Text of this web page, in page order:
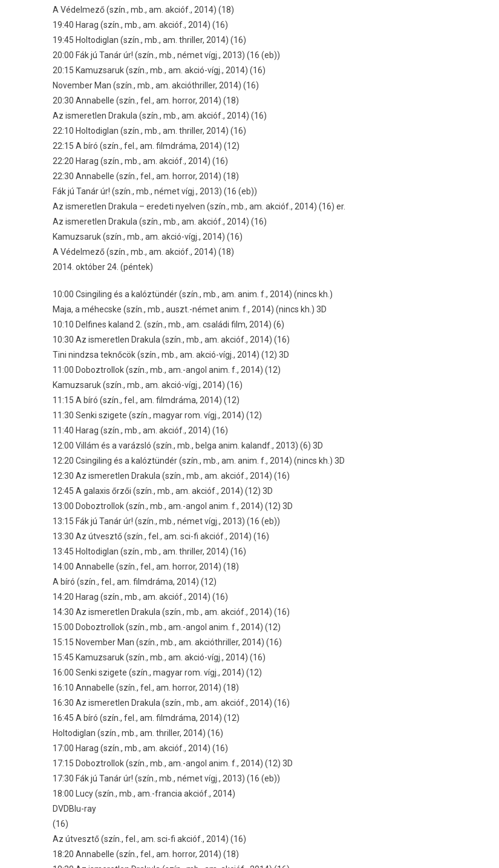
A Védelmező (szín., mb., am. akcióf., 2014) (18)
19:40 Harag (szín., mb., am. akcióf., 2014) (16)
19:45 Holtodiglan (szín., mb., am. thriller, 2014) (16)
20:00 Fák jú Tanár úr! (szín., mb., német vígj., 2013) (16 (eb))
20:15 Kamuzsaruk (szín., mb., am. akció-vígj., 2014) (16)
November Man (szín., mb., am. akcióthriller, 2014) (16)
20:30 Annabelle (szín., fel., am. horror, 2014) (18)
Az ismeretlen Drakula (szín., mb., am. akcióf., 2014) (16)
22:10 Holtodiglan (szín., mb., am. thriller, 2014) (16)
22:15 A bíró (szín., fel., am. filmdráma, 2014) (12)
22:20 Harag (szín., mb., am. akcióf., 2014) (16)
22:30 Annabelle (szín., fel., am. horror, 2014) (18)
Fák jú Tanár úr! (szín., mb., német vígj., 2013) (16 (eb))
Az ismeretlen Drakula – eredeti nyelven (szín., mb., am. akcióf., 2014) (16) er.
Az ismeretlen Drakula (szín., mb., am. akcióf., 2014) (16)
Kamuzsaruk (szín., mb., am. akció-vígj., 2014) (16)
A Védelmező (szín., mb., am. akcióf., 2014) (18)
2014. október 24. (péntek)
10:00 Csingiling és a kalóztündér (szín., mb., am. anim. f., 2014) (nincs kh.)
Maja, a méhecske (szín., mb., auszt.-német anim. f., 2014) (nincs kh.) 3D
10:10 Delfines kaland 2. (szín., mb., am. családi film, 2014) (6)
10:30 Az ismeretlen Drakula (szín., mb., am. akcióf., 2014) (16)
Tini nindzsa teknőcök (szín., mb., am. akció-vígj., 2014) (12) 3D
11:00 Doboztrollok (szín., mb., am.-angol anim. f., 2014) (12)
Kamuzsaruk (szín., mb., am. akció-vígj., 2014) (16)
11:15 A bíró (szín., fel., am. filmdráma, 2014) (12)
11:30 Senki szigete (szín., magyar rom. vígj., 2014) (12)
11:40 Harag (szín., mb., am. akcióf., 2014) (16)
12:00 Villám és a varázsló (szín., mb., belga anim. kalandf., 2013) (6) 3D
12:20 Csingiling és a kalóztündér (szín., mb., am. anim. f., 2014) (nincs kh.) 3D
12:30 Az ismeretlen Drakula (szín., mb., am. akcióf., 2014) (16)
12:45 A galaxis őrzői (szín., mb., am. akcióf., 2014) (12) 3D
13:00 Doboztrollok (szín., mb., am.-angol anim. f., 2014) (12) 3D
13:15 Fák jú Tanár úr! (szín., mb., német vígj., 2013) (16 (eb))
13:30 Az útvesztő (szín., fel., am. sci-fi akcióf., 2014) (16)
13:45 Holtodiglan (szín., mb., am. thriller, 2014) (16)
14:00 Annabelle (szín., fel., am. horror, 2014) (18)
A bíró (szín., fel., am. filmdráma, 2014) (12)
14:20 Harag (szín., mb., am. akcióf., 2014) (16)
14:30 Az ismeretlen Drakula (szín., mb., am. akcióf., 2014) (16)
15:00 Doboztrollok (szín., mb., am.-angol anim. f., 2014) (12)
15:15 November Man (szín., mb., am. akcióthriller, 2014) (16)
15:45 Kamuzsaruk (szín., mb., am. akció-vígj., 2014) (16)
16:00 Senki szigete (szín., magyar rom. vígj., 2014) (12)
16:10 Annabelle (szín., fel., am. horror, 2014) (18)
16:30 Az ismeretlen Drakula (szín., mb., am. akcióf., 2014) (16)
16:45 A bíró (szín., fel., am. filmdráma, 2014) (12)
Holtodiglan (szín., mb., am. thriller, 2014) (16)
17:00 Harag (szín., mb., am. akcióf., 2014) (16)
17:15 Doboztrollok (szín., mb., am.-angol anim. f., 2014) (12) 3D
17:30 Fák jú Tanár úr! (szín., mb., német vígj., 2013) (16 (eb))
18:00 Lucy (szín., mb., am.-francia akcióf., 2014)
DVDBlu-ray
(16)
Az útvesztő (szín., fel., am. sci-fi akcióf., 2014) (16)
18:20 Annabelle (szín., fel., am. horror, 2014) (18)